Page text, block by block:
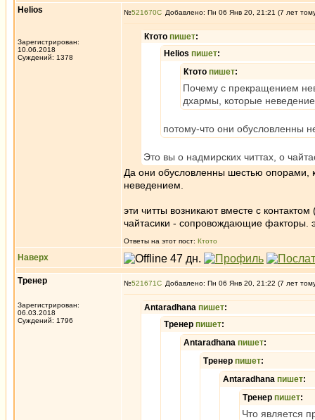
Helios
Зарегистрирован:
10.06.2018
Суждений: 1378
№521670 Добавлено: Пн 06 Янв 20, 21:21 (7 лет
Ктото пишет:
Helios пишет:
Ктото пишет:
Почему с прекращением
дхармы, которые
потому-что они обусловленны
Это вы о надмирских читтах, о
Да они обусловленны шестью
неведением.
эти читты возникают вместе с
чайтасики - сопровождающие факторы.
Ответы на этот пост: Ктото
Наверх
Тренер
Зарегистрирован:
06.03.2018
Суждений: 1796
№521671 Добавлено: Пн 06 Янв 20, 21:22 (7 лет
Antaradhana пишет:
Тренер пишет:
Antaradhana пишет:
Тренер пишет:
Antaradhana пишет:
Тренер пишет:
Что является